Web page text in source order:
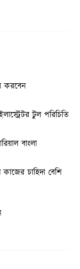
করবেন
টুল পরিচিতি
বাংলা
কাজের চাহিদা বেশি